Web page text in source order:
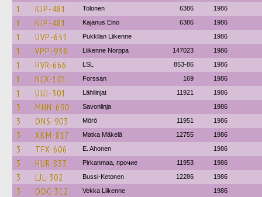
1 KJP-481 Tolonen 6386 1986
1 KJP-481 Kajanus Eino 6386 1986
1 UVP-651 Pukkilan Liikenne 1986
1 VPP-938 Liikenne Norppa 147023 1986
1 HVR-666 LSL 853-86 1986
1 NCX-101 Forssan 169 1986
1 UUJ-301 Lähilinjat 11921 1986
3 MHN-690 Savonlinja 1986
3 ONS-903 Mörö 11951 1986
3 XKM-817 Matka Mäkelä 12755 1986
3 TFX-606 E. Ahonen 1986
3 HUR-833 Pirkanmaa, прочие 11953 1986
3 LJL-302 Bussi-Ketonen 12286 1986
3 OOC-312 Vekka Liikenne 1986